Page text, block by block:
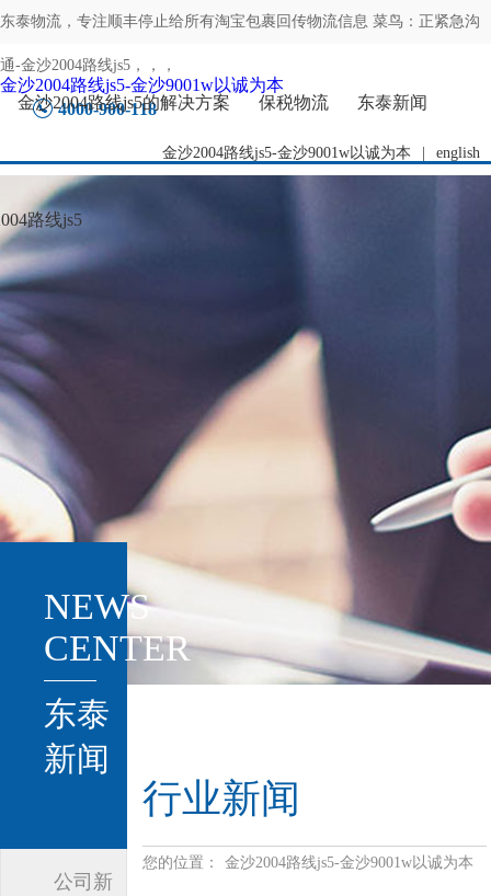
东泰物流，专注顺丰停止给所有淘宝包裹回传物流信息 菜鸟：正紧急沟
通-金沙2004路线js5 ，，，
4000-900-118
金沙2004路线js5-金沙9001w以诚为本 english
金沙2004路线js5-金沙9001w以诚为本
金沙2004路线js5的解决方案
保税物流 东泰新闻
路线js5
NEWS
CENTER
东泰
新闻
公司新
行业新闻
您的位置： 金沙2004路线js5-金沙9001w以诚为本